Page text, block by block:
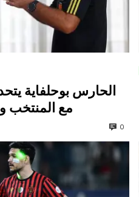
الحارس بوحلفاية
مع المنتخب
0